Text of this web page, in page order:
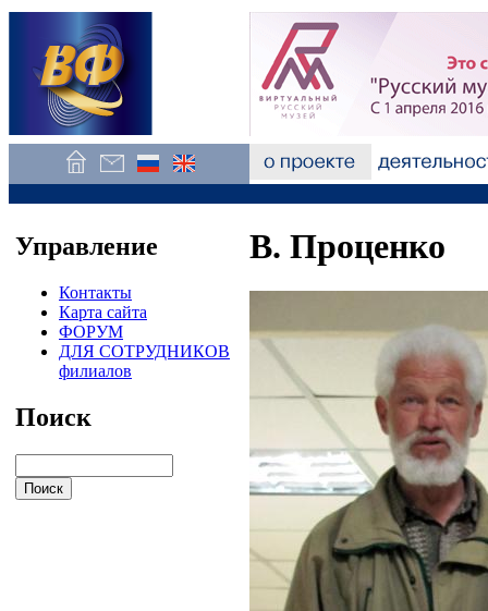
Управление
Контакты
Карта сайта
ФОРУМ
ДЛЯ СОТРУДНИКОВ
филиалов
Поиск
В. Проценко